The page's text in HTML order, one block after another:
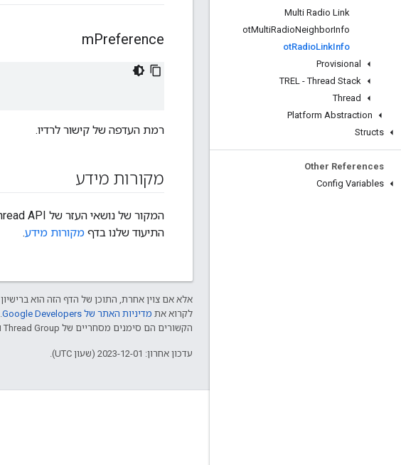
Multi Radio Link
otMultiRadioNeighborInfo
otRadioLinkInfo
Provisional
TREL - Thread Stack
Thread
Platform Abstraction
Structs
Other References
Config Variables
mPreference
רמת העדפה של קישור לרדיו.
מקורות מידע
המקור של נושאי העזר של OpenThread API הוא קוד המקור, שזמין ב-
התיעוד שלנו בדף מקורות מידע.
אלא אם צוין אחרת, התוכן של הדף הזה הוא ברישיון
לקרוא את מדיניות האתר של Google Developers‏
הקשורים הם סימנים מסחריים של Thread Group והשימוש בהם נעשה ברישיון.
עדכון אחרון: 2023-12-01 (שעון UTC).